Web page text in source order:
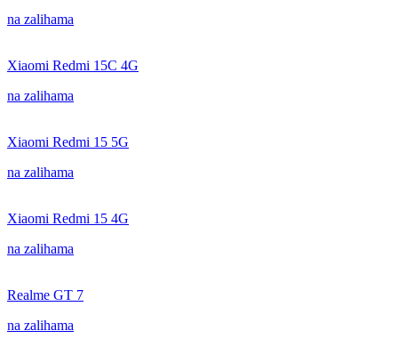
na zalihama
Xiaomi Redmi 15C 4G
na zalihama
Xiaomi Redmi 15 5G
na zalihama
Xiaomi Redmi 15 4G
na zalihama
Realme GT 7
na zalihama